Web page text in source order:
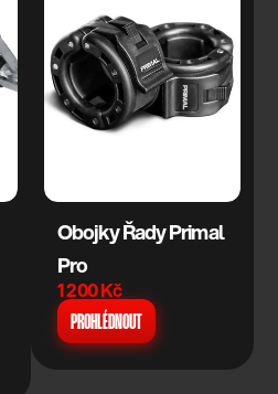
Obojky Řady Primal
Pro
1 200 Kč
PROHLÉDNOUT